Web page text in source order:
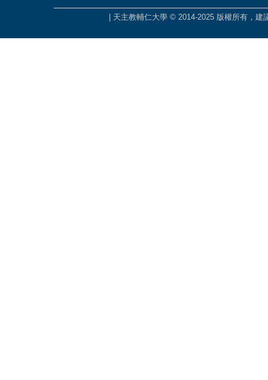
| 天主教輔仁大學 © 2014-2025 版權所有，